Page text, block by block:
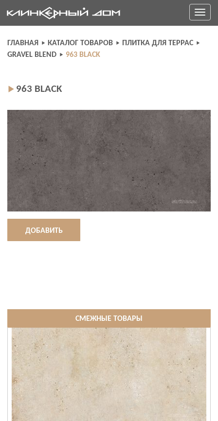
to
content
Toggle
ГЛАВНАЯ КАТАЛОГ ТОВАРОВ
ПЛИТКА ДЛЯ ТЕРРАС
GRAVEL BLEND
963 BLACK
963 BLACK
ДОБАВИТЬ
СМЕЖНЫЕ ТОВАРЫ